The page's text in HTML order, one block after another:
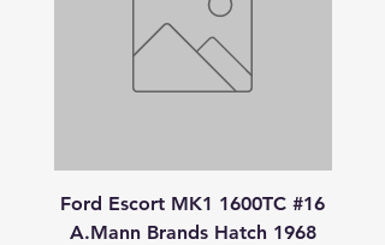
Ford Escort MK1 1600TC #16
A.Mann Brands Hatch 1968